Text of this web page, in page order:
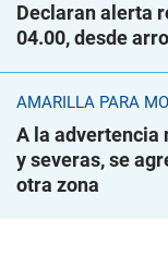
Declaran alerta
04.00, desde
AMARILLA PARA
A la advertencia
y severas, se
otra zona